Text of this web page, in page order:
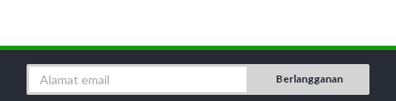
Berlangganan